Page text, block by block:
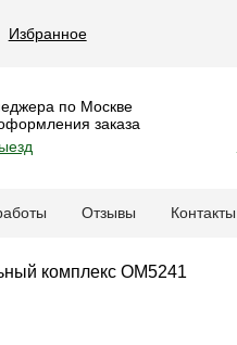
Избранное
по Москве
заказа
Отзывы Контакты
комплекс OM5241